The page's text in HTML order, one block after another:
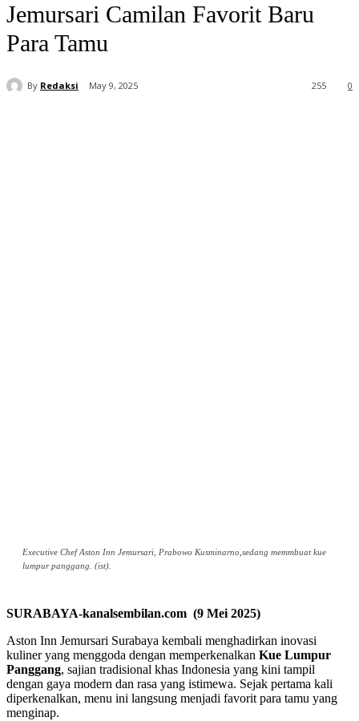
Jemursari Camilan Favorit Baru
Para Tamu
By Redaksi May 9, 2025 0
255
Executive Chef Aston Inn Jemursari, Prabowo Kusminarno,sedang memmbuat kue
lumpur panggang. (ist).
SURABAYA-kanalsembilan.com (9 Mei 2025)
Aston Inn Jemursari Surabaya kembali menghadirkan inovasi
kuliner yang menggoda dengan memperkenalkan Kue Lumpur
Panggang, sajian tradisional khas Indonesia yang kini tampil
dengan gaya modern dan rasa yang istimewa. Sejak pertama kali
diperkenalkan, menu ini langsung menjadi favorit para tamu yang
menginap.